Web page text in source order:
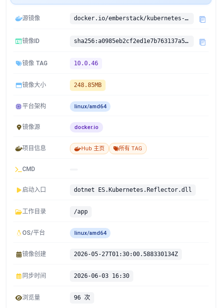
源镜像 docker.io/emberstack/kubernetes-reflector:10.0.46
镜像ID sha256:a0985eb2cf2ed1e7b763137a5e5471557565f05a6d5dac6d26039dfb1dd16f72
镜像 TAG 10.0.46
镜像大小 248.85MB
平台架构 linux/amd64
镜像源 docker.io
项目信息 Hub 主页 所有 TAG
CMD
启动入口 dotnet ES.Kubernetes.Reflector.dll
工作目录 /app
OS/平台 linux/amd64
镜像创建 2026-05-27T01:30:00.588330134Z
同步时间 2026-06-03 16:30
浏览量 96 次